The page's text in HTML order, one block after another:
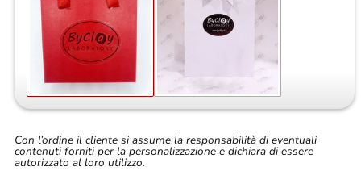
Con l’ordine il cliente si assume la responsabilità di eventuali
contenuti forniti per la personalizzazione e dichiara di essere
autorizzato al loro utilizzo.